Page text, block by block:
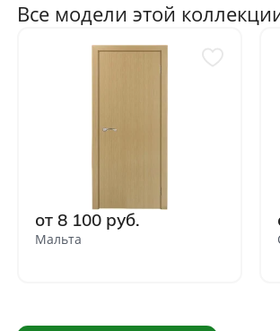
Все модели этой
от 8 100 руб.
Мальта